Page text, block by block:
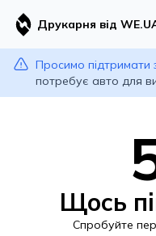
Друкарня від
Просимо підтримати
потребує авто для
Щось
Спробуйте